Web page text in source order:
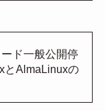
ド一般公開停
とAlmaLinuxの